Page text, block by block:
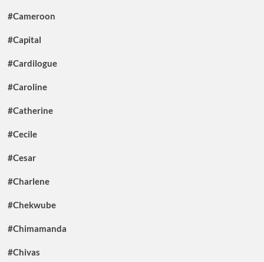
#Cameroon
#Capital
#Cardilogue
#Caroline
#Catherine
#Cecile
#Cesar
#Charlene
#Chekwube
#Chimamanda
#Chivas